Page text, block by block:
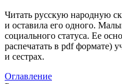
Читать русскую народную
и оставила его одного.
социального статуса. Ее
распечатать в pdf формате)
и сестрах.
Оглавление